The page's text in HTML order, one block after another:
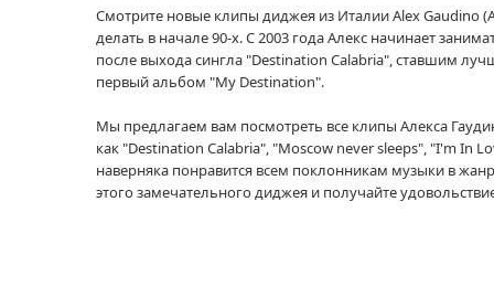
Смотрите новые клипы диджея из Италии Alex Gaudino
делать в начале 90-х. С 2003 года Алекс начинает
после выхода сингла "Destination Calabria", ставшим
первый альбом "My Destination".
Мы предлагаем вам посмотреть все клипы Алекса
как "Destination Calabria", "Moscow never sleeps", "I'm In
наверняка понравится всем поклонникам музыки в
этого замечательного диджея и получайте